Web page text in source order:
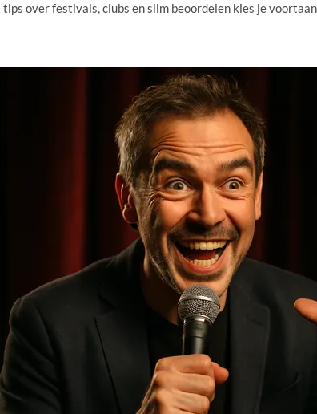
over festivals, clubs en slim beoordelen kies je